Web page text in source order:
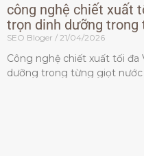
công nghệ chiết xuất
trọn dinh dưỡng
SEO Bloger 21/04/2026
Công nghệ chiết xuất tối
dưỡng trong từng giọt